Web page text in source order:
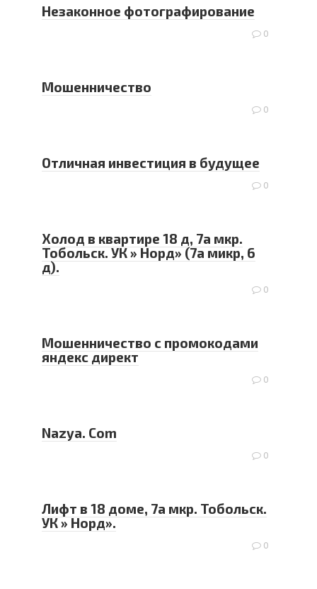
Незаконное фотографирование
0
Мошенничество
0
Отличная инвестиция в будущее
0
Холод в квартире 18 д, 7а мкр.
Тобольск. УК » Норд» (7а микр, 6
д).
0
Мошенничество с промокодами
яндекс директ
0
Nаzyа. Com
0
Лифт в 18 доме, 7а мкр. Тобольск.
УК » Норд».
0